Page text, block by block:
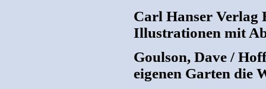
Carl Hanser Verlag
Illustrationen mit
Goulson, Dave /
eigenen Garten die